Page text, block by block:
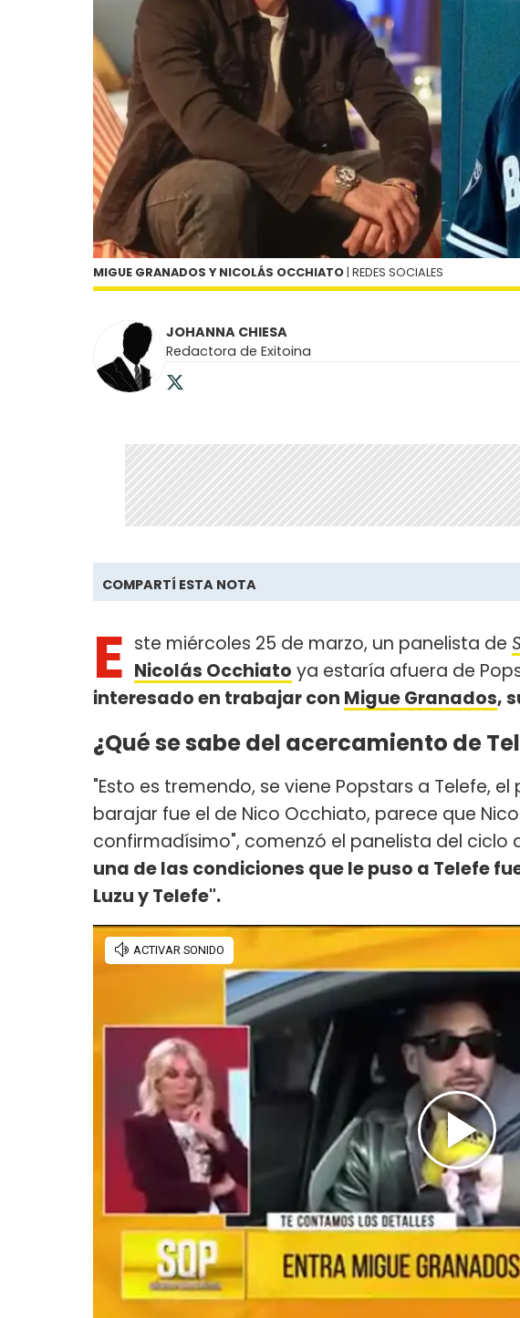
MIGUE GRANADOS Y NICOLÁS OCCHIATO | REDES SOCIALES
JOHANNA CHIESA
Redactora de Exitoina
COMPARTÍ ESTA NOTA
E ste miércoles 25 de marzo, un panelista de
Nicolás Occhiato ya estaría afuera de
interesado en trabajar con Migue Granados,
¿Qué se sabe del acercamiento de
"Esto es tremendo, se viene Popstars a Telefe,
barajar fue el de Nico Occhiato, parece que
confirmadísimo", comenzó el panelista del ciclo
una de las condiciones que le puso a Telefe
Luzu y Telefe".